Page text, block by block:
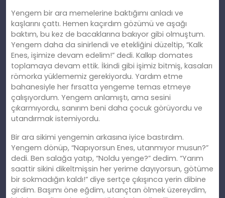
Yengem bir ara memelerine baktığımı anladı ve
kaşlarını çattı. Hemen kaçırdım gözümü ve aşağı
baktım, bu kez de bacaklarına bakıyor gibi olmuştum.
Yengem daha da sinirlendi ve etekliğini düzeltip, “Kalk
Enes, işimize devam edelim!” dedi. Kalkıp domates
toplamaya devam ettik. İkindi gibi işimiz bitmiş, kasaları
römorka yüklememiz gerekiyordu. Yardım etme
bahanesiyle her fırsatta yengeme temas etmeye
çalışıyordum. Yengem anlamıştı, ama sesini
çıkarmıyordu, sanırım beni daha çocuk görüyordu ve
utandırmak istemiyordu.
Bir ara sikimi yengemin arkasına iyice bastırdım.
Yengem dönüp, “Napıyorsun Enes, utanmıyor musun?”
dedi. Ben salağa yatıp, “Noldu yenge?” dedim. “Yarım
saattir sikini dikeltmişsin her yerime dayıyorsun, götüme
bir sokmadığın kaldı!” diye sertçe çıkışınca yerin dibine
girdim. Başımı öne eğdim, utançtan ölmek üzereydim,